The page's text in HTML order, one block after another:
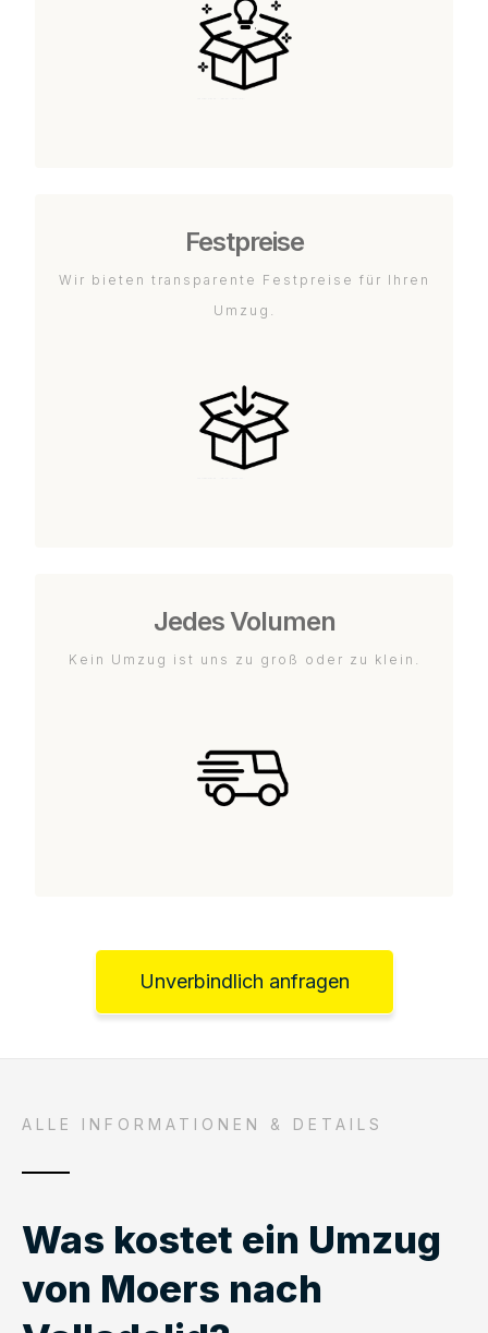
Festpreise
Wir bieten transparente Festpreise für Ihren
Umzug.
Jedes Volumen
Kein Umzug ist uns zu groß oder zu klein.
Unverbindlich anfragen
ALLE INFORMATIONEN & DETAILS
Was kostet ein Umzug
von Moers nach